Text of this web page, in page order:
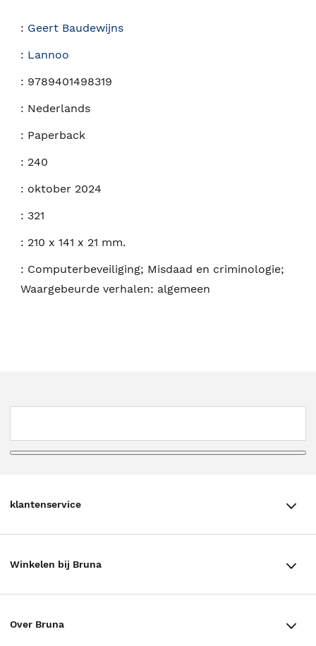
: Geert Baudewijns
: Lannoo
: 9789401498319
: Nederlands
: Paperback
: 240
: oktober 2024
: 321
: 210 x 141 x 21 mm.
: Computerbeveiliging; Misdaad en criminologie;
Waargebeurde verhalen: algemeen
klantenservice
Winkelen bij Bruna
Over Bruna